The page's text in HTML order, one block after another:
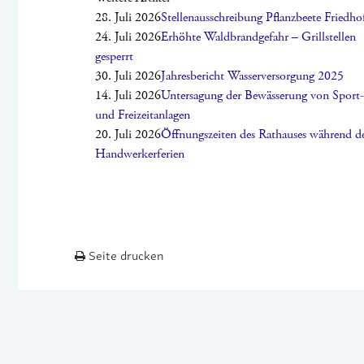
28. Juli 2026Stellenausschreibung Pflanzbeete
24. Juli 2026Erhöhte Waldbrandgefahr – Grillstellen
gesperrt
30. Juli 2026Jahresbericht Wasserversorgung 2025
14. Juli 2026Untersagung der Bewässerung von Sport-
und Freizeitanlagen
20. Juli 2026Öffnungszeiten des Rathauses während
Handwerkerferien
Seite drucken